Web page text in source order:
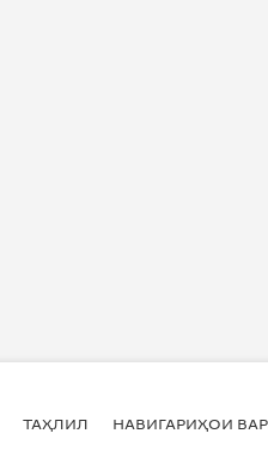
ТАҲЛИЛ НАВИГАРИҲОИ